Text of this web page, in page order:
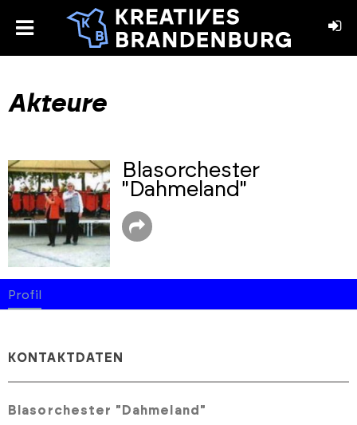
toggle
Akteure
Blasorchester
"Dahmeland"
Profil
KONTAKTDATEN
Blasorchester "Dahmeland"